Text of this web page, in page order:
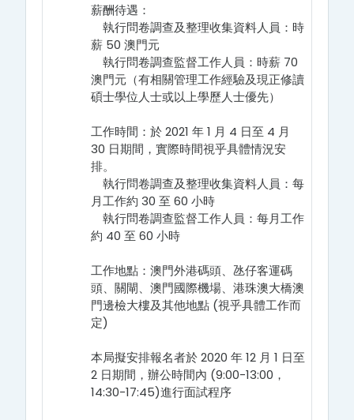
薪酬待遇：
執行問卷調查及整理收集資料人員：時
薪 50 澳門元
執行問卷調查監督工作人員：時薪 70
澳門元（有相關管理工作經驗及現正修讀
碩士學位人士或以上學歷人士優先）
工作時間：於 2021 年 1 月 4 日至 4 月
30 日期間，實際時間視乎具體情況安
排。
執行問卷調查及整理收集資料人員：每
月工作約 30 至 60 小時
執行問卷調查監督工作人員：每月工作
約 40 至 60 小時
工作地點：澳門外港碼頭、氹仔客運碼
頭、關閘、澳門國際機場、港珠澳大橋澳
門邊檢大樓及其他地點 (視乎具體工作而
定)
本局擬安排報名者於 2020 年 12 月 1 日至
2 日期間，辦公時間內 (9:00-13:00，
14:30-17:45)進行面試程序